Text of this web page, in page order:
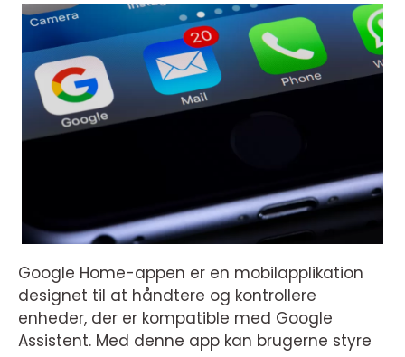
Google Home-appen er en mobilapplikation
designet til at håndtere og kontrollere
enheder, der er kompatible med Google
Assistent. Med denne app kan brugerne styre